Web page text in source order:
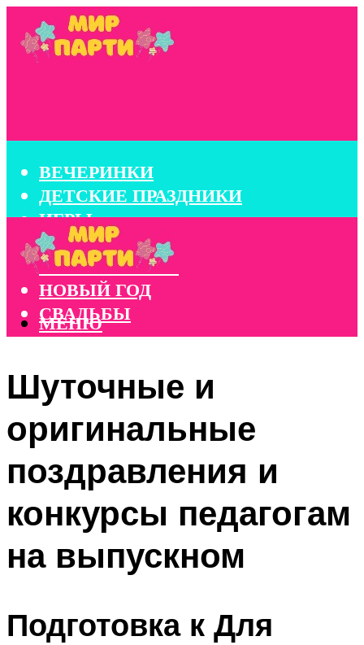
ВЕЧЕРИНКИ
ДЕТСКИЕ ПРАЗДНИКИ
ИГРЫ
КОНКУРСЫ
КОРПОРАТИВЫ
НОВЫЙ ГОД
СВАДЬБЫ
МЕНЮ
Шуточные и
оригинальные
поздравления и
конкурсы педагогам
на выпускном
Подготовка к Для